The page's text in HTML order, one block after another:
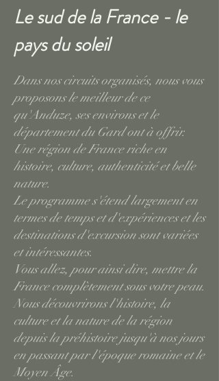
Le sud de la France - le
pays du soleil
Dans nos circuits organisés, nous vous
proposons le meilleur de ce
qu'Anduze, ses environs et le
département du Gard ont à offrir.
Une région de France riche en
histoire, culture, authenticité et belle
nature.
Le programme s'étend largement en
termes de temps et d'expériences et les
destinations d'excursion sont variées
et intéressantes.
Vous allez, pour ainsi dire, mettre la
France complètement sous votre peau.
Nous découvrirons l'histoire, la
culture et la nature de la région
depuis la préhistoire jusqu'à nos jours
en passant par l'époque romaine et le
Moyen Âge.